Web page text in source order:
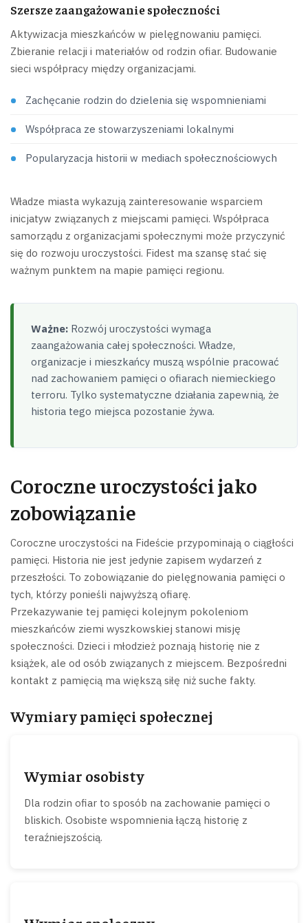
Szersze zaangażowanie społeczności
Aktywizacja mieszkańców w pielęgnowaniu pamięci.
Zbieranie relacji i materiałów od rodzin ofiar. Budowanie
sieci współpracy między organizacjami.
Zachęcanie rodzin do dzielenia się wspomnieniami
Współpraca ze stowarzyszeniami lokalnymi
Popularyzacja historii w mediach społecznościowych
Władze miasta wykazują zainteresowanie wsparciem
inicjatyw związanych z miejscami pamięci. Współpraca
samorządu z organizacjami społecznymi może przyczynić
się do rozwoju uroczystości. Fidest ma szansę stać się
ważnym punktem na mapie pamięci regionu.
Ważne: Rozwój uroczystości wymaga
zaangażowania całej społeczności. Władze,
organizacje i mieszkańcy muszą wspólnie pracować
nad zachowaniem pamięci o ofiarach niemieckiego
terroru. Tylko systematyczne działania zapewnią, że
historia tego miejsca pozostanie żywa.
Coroczne uroczystości jako
zobowiązanie
Coroczne uroczystości na Fideście przypominają o ciągłości
pamięci. Historia nie jest jedynie zapisem wydarzeń z
przeszłości. To zobowiązanie do pielęgnowania pamięci o
tych, którzy ponieśli najwyższą ofiarę.
Przekazywanie tej pamięci kolejnym pokoleniom
mieszkańców ziemi wyszkowskiej stanowi misję
społeczności. Dzieci i młodzież poznają historię nie z
książek, ale od osób związanych z miejscem. Bezpośredni
kontakt z pamięcią ma większą siłę niż suche fakty.
Wymiary pamięci społecznej
Wymiar osobisty
Dla rodzin ofiar to sposób na zachowanie pamięci o
bliskich. Osobiste wspomnienia łączą historię z
teraźniejszością.